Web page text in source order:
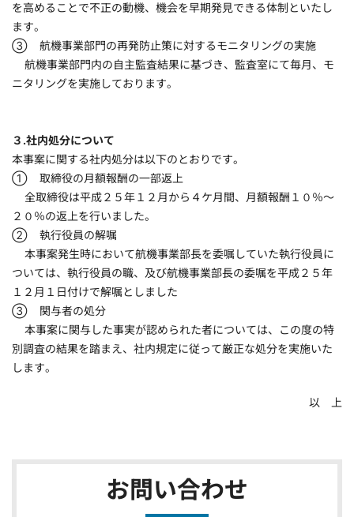
を高めることで不正の動機、機会を早期発見できる体制といたし
ます。
③ 航機事業部門の再発防止策に対するモニタリングの実施
航機事業部門内の自主監査結果に基づき、監査室にて毎月、モ
ニタリングを実施しております。
３.社内処分について
本事案に関する社内処分は以下のとおりです。
① 取締役の月額報酬の一部返上
全取締役は平成２５年１２月から４ケ月間、月額報酬１０％～
２０％の返上を行いました。
② 執行役員の解嘱
本事案発生時において航機事業部長を委嘱していた執行役員に
ついては、執行役員の職、及び航機事業部長の委嘱を平成２５年
１２月１日付けで解嘱としました
③ 関与者の処分
本事案に関与した事実が認められた者については、この度の特
別調査の結果を踏まえ、社内規定に従って厳正な処分を実施いた
します。
以 上
お問い合わせ